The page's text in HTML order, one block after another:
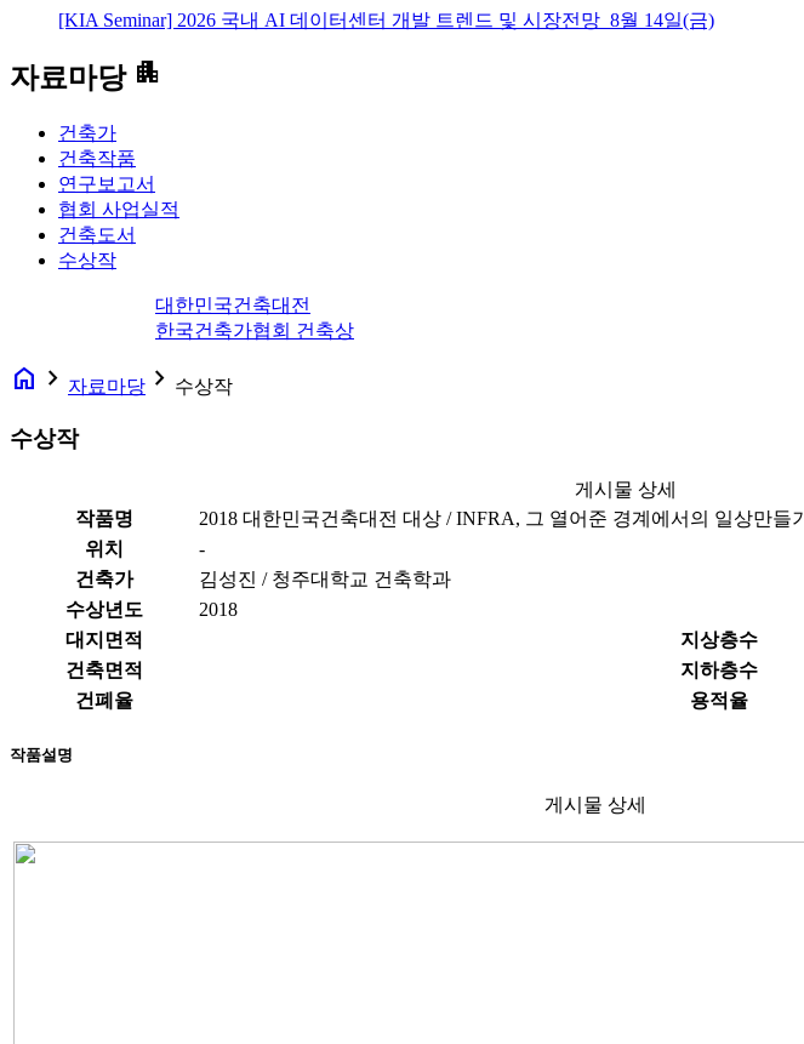
[KIA Seminar] 2026 국내 AI 데이터센터 개발 트렌드 및 시장전망_8월 14일(금)
자료마당 apartment
건축가
건축작품
연구보고서
협회 사업실적
건축도서
수상작
대한민국건축대전
한국건축가협회 건축상
home navigate_next 자료마당 navigate_next 수상작
수상작
게시물 상세
작품명
2018 대한민국건축대전 대상 / INFRA, 그 열어준 경계에서의 일상만들기
위치
-
건축가
김성진 / 청주대학교 건축학과
수상년도
2018
대지면적
지상층수
건축면적
지하층수
건폐율
용적율
작품설명
게시물 상세